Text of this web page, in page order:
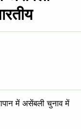
में असेंबली चुनाव में